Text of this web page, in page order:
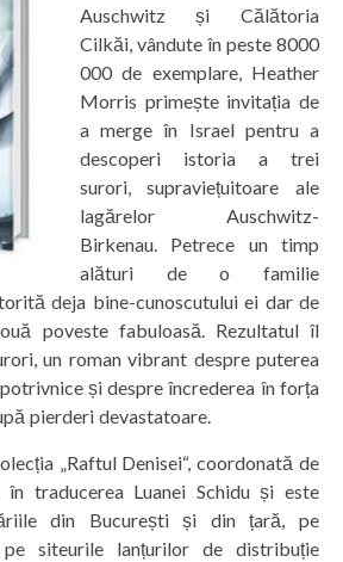
Auschwitz și Călătoria
Cilkăi, vândute în peste 8000
000 de exemplare, Heather
Morris primește invitația de
a merge în Israel pentru a
descoperi istoria a trei
surori, supraviețuitoare ale
lagărelor Auschwitz-
Birkenau. Petrece un timp
alături de o familie
deja bine-cunoscutului ei dar de
poveste fabuloasă. Rezultatul îl
un roman vibrant despre puterea
și despre încrederea în forța
pierderi devastatoare.
„Raftul Denisei“, coordonată de
în traducerea Luanei Schidu și este
din București și din țară, pe
pe siteurile lanțurilor de distribuție